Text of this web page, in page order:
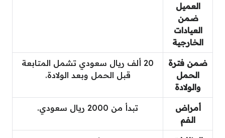
العميل
ضمن
العيادات
الخارجية
ضمن فترة
الحمل
والولادة
20 ألف ريال سعودي تشمل المتابعة
قبل الحمل وبعد الولادة.
أمراض
الفم
تبدأ من 2000 ريال سعودي.